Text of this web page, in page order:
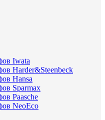
Iwata
Harder&Steenbeck
Hansa
Sparmax
Paasche
NeoEco